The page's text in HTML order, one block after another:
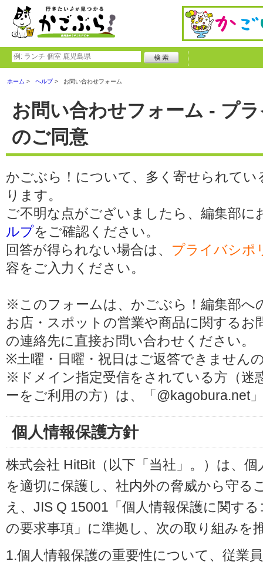
ホーム ヘルプ お問い合わせフォーム
お問い合わせフォーム - プ
のご同意
かごぶら！について、多く寄せられてい
ります。
ご不明な点がございましたら、編集部
ルプをご確認ください。
回答が得られない場合は、 プライバシポ
容をご入力ください。
※このフォームは、かごぶら！編集部へ
お店・スポットの営業や商品に関する
の連絡先に直接お問い合わせください。
※土曜・日曜・祝日はご返答できません
※ドメイン指定受信をされている方（迷
ーをご利用の方）は、「@kagobura.net
個人情報保護方針
株式会社 HitBit（以下「当社」。）は、
を適切に保護し、社内外の脅威から守る
え、JIS Q 15001「個人情報保護に関す
の要求事項」に準拠し、次の取り組みを
1.個人情報保護の重要性について、従業